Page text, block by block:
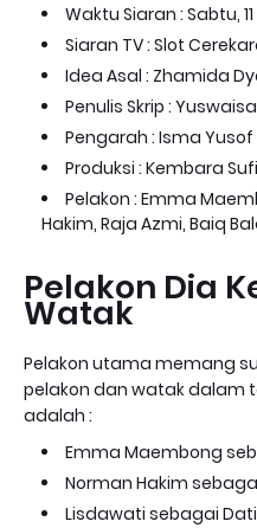
Waktu Siaran : Sabtu,
Siaran TV : Slot
Idea Asal : Zhamida
Penulis Skrip :
Pengarah : Isma Yusof
Produksi : Kembara
Pelakon : Emma
Hakim, Raja Azmi, Baiq
Pelakon Dia
Watak
Pelakon utama memang
pelakon dan watak dalam
adalah :
Emma Maembong
Norman Hakim
Lisdawati sebagai